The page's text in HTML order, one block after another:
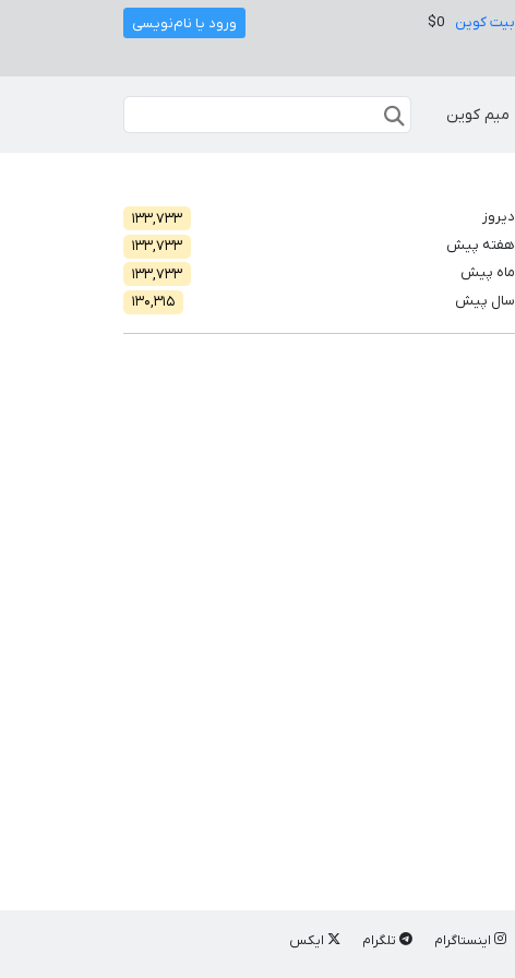
بیت کوین $0 ورود یا نام‌نویسی
میم کوین
دیروز
۱۳۳,۷۳۳
هفته پیش
۱۳۳,۷۳۳
ماه پیش
۱۳۳,۷۳۳
سال پیش
۱۳۰,۳۱۵
اینستاگرام تلگرام ایکس